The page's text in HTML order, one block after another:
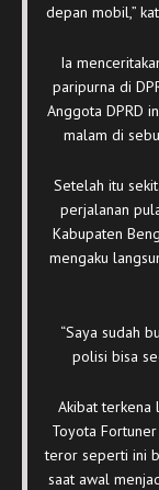
depan mobil,”
Ia
paripurna di
Anggota DPRD
malam di
Setelah itu
perjalanan
Kabupaten
mengaku
“Saya sudah
polisi bisa
Akibat terkena
Toyota
teror seperti ini
saat awal